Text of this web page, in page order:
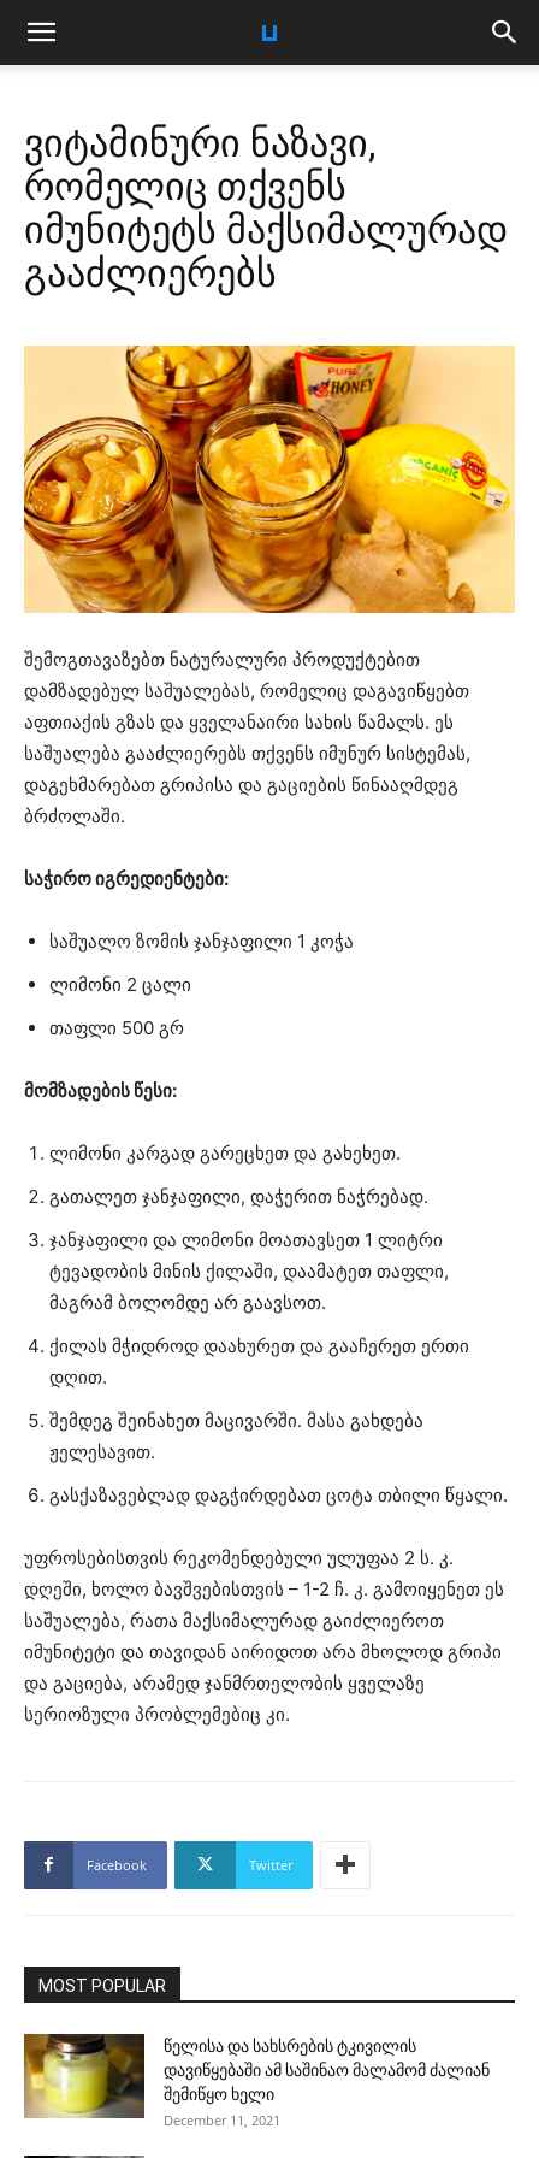
ვიტამინური ნაზავი,
რომელიც თქვენს
იმუნიტეტს მაქსიმალურად
გააძლიერებს
შემოგთავაზებთ ნატურალური პროდუქტებით
დამზადებულ საშუალებას, რომელიც დაგავიწყებთ
აფთიაქის გზას და ყველანაირი სახის წამალს. ეს
საშუალება გააძლიერებს თქვენს იმუნურ სისტემას,
დაგეხმარებათ გრიპისა და გაციების წინააღმდეგ
ბრძოლაში.
საჭირო იგრედიენტები:
საშუალო ზომის ჯანჯაფილი 1 კოჭა
ლიმონი 2 ცალი
თაფლი 500 გრ
მომზადების წესი:
ლიმონი კარგად გარეცხეთ და გახეხეთ.
გათალეთ ჯანჯაფილი, დაჭერით ნაჭრებად.
ჯანჯაფილი და ლიმონი მოათავსეთ 1 ლიტრი
ტევადობის მინის ქილაში, დაამატეთ თაფლი,
მაგრამ ბოლომდე არ გაავსოთ.
ქილას მჭიდროდ დაახურეთ და გააჩერეთ ერთი
დღით.
შემდეგ შეინახეთ მაცივარში. მასა გახდება
ჟელესავით.
გასქაზავებლად დაგჭირდებათ ცოტა თბილი წყალი.
უფროსებისთვის რეკომენდებული ულუფაა 2 ს. კ.
დღეში, ხოლო ბავშვებისთვის – 1-2 ჩ. კ. გამოიყენეთ ეს
საშუალება, რათა მაქსიმალურად გაიძლიეროთ
იმუნიტეტი და თავიდან აირიდოთ არა მხოლოდ გრიპი
და გაციება, არამედ ჯანმრთელობის ყველაზე
სერიოზული პრობლემებიც კი.
Facebook Twitter
MOST POPULAR
წელისა და სახსრების ტკივილის
დავიწყებაში ამ საშინაო მალამომ ძალიან
შემიწყო ხელი
December 11, 2021